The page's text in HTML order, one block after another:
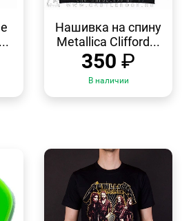
Нашивка на спину
Metallica Clifford...
350 ₽
В наличии